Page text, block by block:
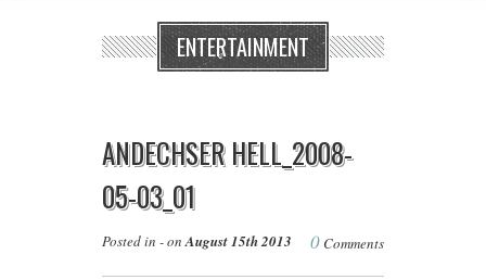
ENTERTAINMENT
ANDECHSER HELL_2008-
05-03_01
Posted in - onAugust 15th 2013 0 Comments